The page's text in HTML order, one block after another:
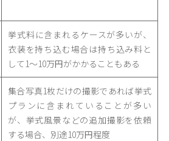
挙式料に含まれるケースが多いが、
衣装を持ち込む場合は持ち込み料と
して1〜10万円がかかることもある
集合写真1枚だけの撮影であれば挙式
プランに含まれていることが多い
が、挙式風景などの追加撮影を依頼
する場合、別途10万円程度